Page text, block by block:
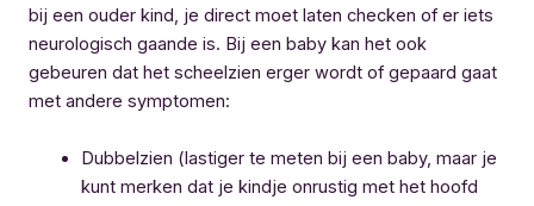
bij een ouder kind, je direct moet laten checken of er iets
neurologisch gaande is. Bij een baby kan het ook
gebeuren dat het scheelzien erger wordt of gepaard gaat
met andere symptomen:
Dubbelzien (lastiger te meten bij een baby, maar je
kunt merken dat je kindje onrustig met het hoofd